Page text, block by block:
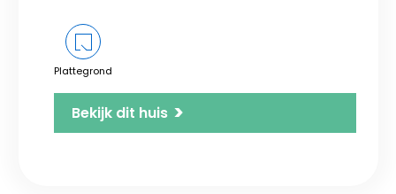
Plattegrond
Bekijk dit huis >